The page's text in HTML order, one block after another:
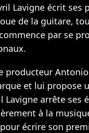
Lavigne écrit ses
de la guitare,
par se
producteur
et lui propose
Lavigne arrête ses
à la
écrire son